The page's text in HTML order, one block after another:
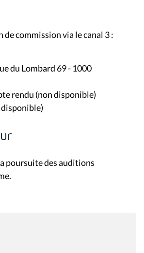
de commission via le canal 3 :
du Lombard 69 - 1000
rendu (non disponible)
poursuite des auditions